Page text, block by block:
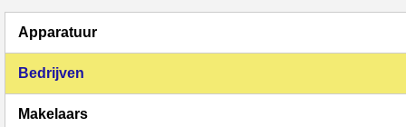
Apparatuur
Bedrijven
Makelaars